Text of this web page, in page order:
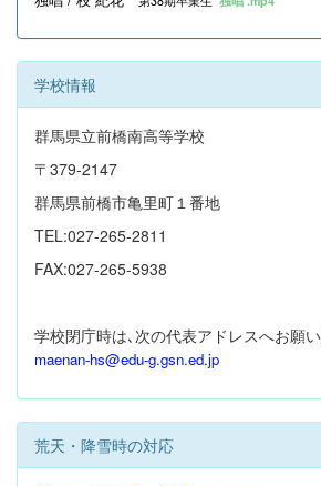
学校情報
群馬県立前橋南高等学校
〒379-2147
群馬県前橋市亀里町１番地
TEL:027-265-2811
FAX:027-265-5938
学校閉庁時は､次の代表アドレスへお願い
maenan-hs@edu-g.gsn.ed.jp
荒天・降雪時の対応